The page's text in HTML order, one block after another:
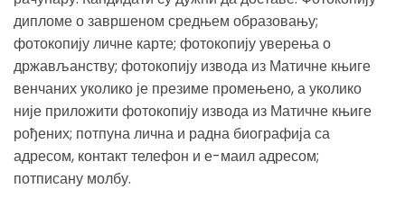
дипломе о завршеном средњем образовању;
фотокопију личне карте; фотокопију уверења о
држављанству; фотокопију извода из Матичне књиге
венчаних уколико је презиме промењено, а уколико
није приложити фотокопију извода из Матичне књиге
рођених; потпуна лична и радна биографија са
адресом, контакт телефон и е-маил адресом;
потписану молбу.